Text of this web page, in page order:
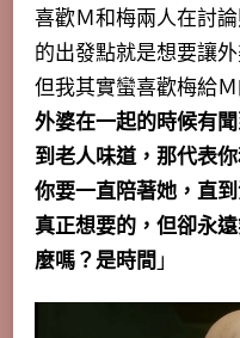
喜歡Ｍ和梅兩人在討
的出發點就是想要讓
但我其實蠻喜歡梅給
外婆在一起的時候有
到老人味道，那代表
你要一直陪著她，直
真正想要的，但卻永
麼嗎？是時間」